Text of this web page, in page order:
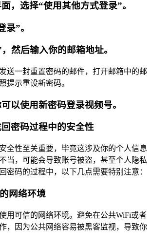
，选择“使用其他方式登录”。
录”。
然后输入你的邮箱地址。
送一封重置密码的邮件，打开邮箱中的邮
提示重设新密码。
以使用新密码登录视频号。
密码过程中的安全性
全性至关重要，毕竟这涉及你的个人信息
当，可能会导致账号被盗，甚至个人隐私
密码的过程中，以下几点需要特别注意：
网络环境
用可信的网络环境。避免在公共WiFi或者
，因为公共网络容易被黑客监视，导致你